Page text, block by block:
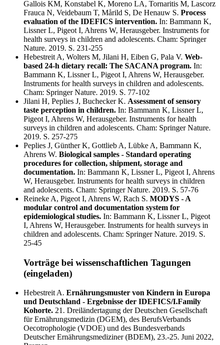
Gallois KM, Konstabel K, Moreno LA, Tornaritis M, Lascorz
Frauca N, Veidebaum T, Mårild S, De Henauw S. Process
evaluation of the IDEFICS intervention. In: Bammann K,
Lissner L, Pigeot I, Ahrens W, Herausgeber. Instruments for
health surveys in children and adolescents. Cham: Springer
Nature. 2019. S. 231-255
Hebestreit A, Wolters M, Jilani H, Eiben G, Pala V. Web-
based 24-h dietary recall: The SACANA program. In:
Bammann K, Lissner L, Pigeot I, Ahrens W, Herausgeber.
Instruments for health surveys in children and adolescents.
Cham: Springer Nature. 2019. S. 77-102
Jilani H, Peplies J, Buchecker K. Assessment of sensory
taste perception in children. In: Bammann K, Lissner L,
Pigeot I, Ahrens W, Herausgeber. Instruments for health
surveys in children and adolescents. Cham: Springer Nature.
2019. S. 257-275
Peplies J, Günther K, Gottlieb A, Lübke A, Bammann K,
Ahrens W. Biological samples - Standard operating
procedures for collection, shipment, storage and
documentation. In: Bammann K, Lissner L, Pigeot I, Ahrens
W, Herausgeber. Instruments for health surveys in children
and adolescents. Cham: Springer Nature. 2019. S. 57-76
Reineke A, Pigeot I, Ahrens W, Rach S. MODYS - A
modular control and documentation system for
epidemiological studies. In: Bammann K, Lissner L, Pigeot
I, Ahrens W, Herausgeber. Instruments for health surveys in
children and adolescents. Cham: Springer Nature. 2019. S.
25-45
Vorträge bei wissenschaftlichen Tagungen
(eingeladen)
Hebestreit A. Ernährungsmuster von Kindern in Europa
und Deutschland - Ergebnisse der IDEFICS/I.Family
Kohorte. 21. Dreiländertagung der Deutschen Gesellschaft
für Ernährungsmedizin (DGEM), des BerufsVerbands
Oecotrophologie (VDOE) und des Bundesverbands
Deutscher Ernährungsmediziner (BDEM), 23.-25. Juni 2022,